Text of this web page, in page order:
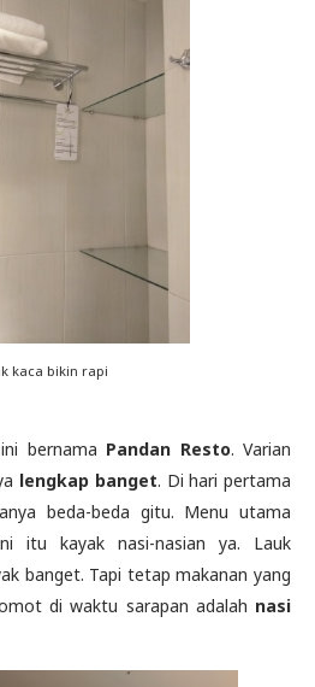
kaca bikin rapi
bernama Pandan Resto. Varian
lengkap banget. Di hari pertama
beda-beda gitu. Menu utama
itu kayak nasi-nasian ya. Lauk
banget. Tapi tetap makanan yang
di waktu sarapan adalah nasi